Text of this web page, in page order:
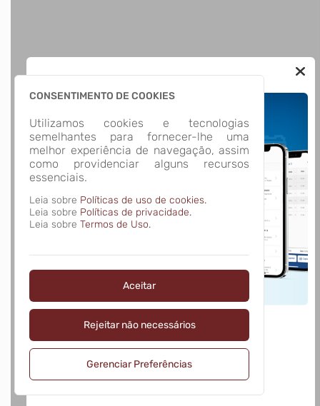
CONSENTIMENTO DE COOKIES
Utilizamos cookies e tecnologias
semelhantes para fornecer-lhe uma
melhor experiência de navegação, assim
como providenciar alguns recursos
essenciais.
Leia sobre Políticas de uso de cookies.
Leia sobre Políticas de privacidade.
Leia sobre Termos de Uso.
Aceitar
Rejeitar não necessários
Gerenciar Preferências